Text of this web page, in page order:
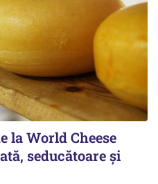
la World Cheese
seducătoare și